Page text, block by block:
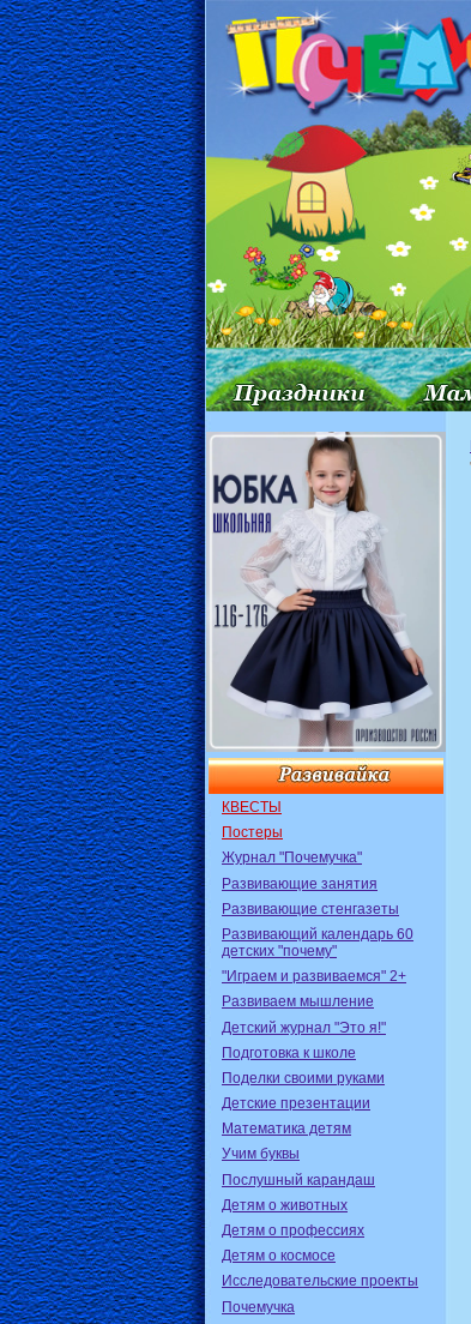
КВЕСТЫ
Постеры
Журнал "Почемучка"
Развивающие занятия
Развивающие стенгазеты
Развивающий календарь 60
детских "почему"
"Играем и развиваемся" 2+
Развиваем мышление
Детский журнал "Это я!"
Подготовка к школе
Поделки своими руками
Детские презентации
Математика детям
Учим буквы
Послушный карандаш
Детям о животных
Детям о профессиях
Детям о космосе
Исследовательские проекты
Почемучка